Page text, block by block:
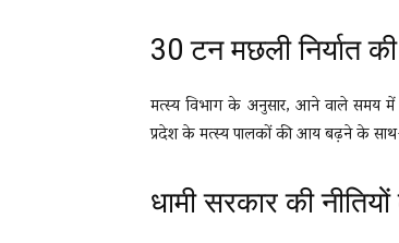
30 टन मछली निर्यात की
मत्स्य विभाग के अनुसार, आने वाले समय में
प्रदेश के मत्स्य पालकों की आय बढ़ने के साथ-
धामी सरकार की